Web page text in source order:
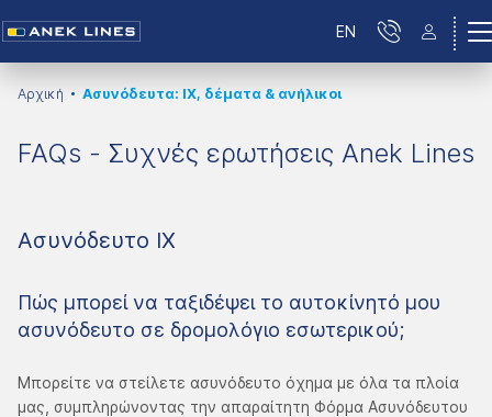
EN
Αρχική Ασυνόδευτα: ΙΧ, δέματα & ανήλικοι
FAQs - Συχνές ερωτήσεις Anek Lines
Ασυνόδευτο ΙΧ
Πώς μπορεί να ταξιδέψει το αυτοκίνητό μου
ασυνόδευτο σε δρομολόγιο εσωτερικού;
Μπορείτε να στείλετε ασυνόδευτο όχημα με όλα τα πλοία
μας, συμπληρώνοντας την απαραίτητη Φόρμα Ασυνόδευτου